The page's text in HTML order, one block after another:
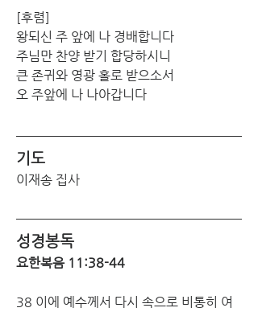
[후렴]
왕되신 주 앞에 나 경배합니다
주님만 찬양 받기 합당하시니
큰 존귀와 영광 홀로 받으소서
오 주앞에 나 나아갑니다
기도
이재송 집사
성경봉독
요한복음 11:38-44
38 이에 예수께서 다시 속으로 비통히 여